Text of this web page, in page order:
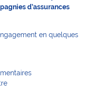
d’assurances
en quelques